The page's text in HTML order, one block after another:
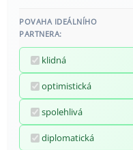
POVAHA IDEÁLNÍHO
PARTNERA:
klidná
optimistická
spolehlivá
diplomatická